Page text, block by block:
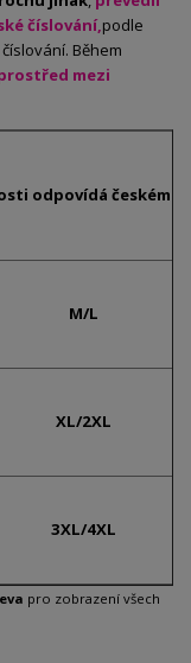
číslování,podle
Během
mezi
odpovídá českému
M/L
XL/2XL
3XL/4XL
pro zobrazení všech